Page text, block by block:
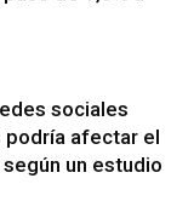
sociales
podría afectar el
un estudio